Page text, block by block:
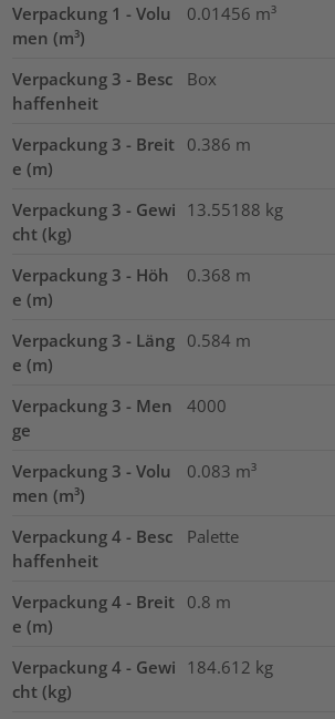
Verpackung 1 - Volu
men (m³)
0.01456 m³
Verpackung 3 - Besc
haffenheit
Box
Verpackung 3 - Breit
e (m)
0.386 m
Verpackung 3 - Gewi
cht (kg)
13.55188 kg
Verpackung 3 - Höh
e (m)
0.368 m
Verpackung 3 - Läng
e (m)
0.584 m
Verpackung 3 - Men
ge
4000
Verpackung 3 - Volu
men (m³)
0.083 m³
Verpackung 4 - Besc
haffenheit
Palette
Verpackung 4 - Breit
e (m)
0.8 m
Verpackung 4 - Gewi
cht (kg)
184.612 kg